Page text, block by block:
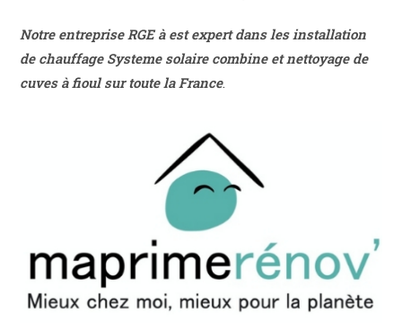
Notre entreprise RGE à est expert dans les installation
de chauffage Systeme solaire combine et nettoyage de
cuves à fioul sur toute la France.